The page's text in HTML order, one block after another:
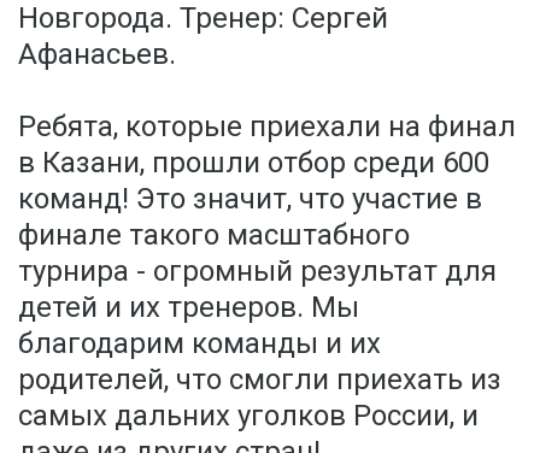
Новгорода. Тренер: Сергей
Афанасьев.
Ребята, которые приехали на финал
в Казани, прошли отбор среди 600
команд! Это значит, что участие в
финале такого масштабного
турнира - огромный результат для
детей и их тренеров. Мы
благодарим команды и их
родителей, что смогли приехать из
самых дальних уголков России, и